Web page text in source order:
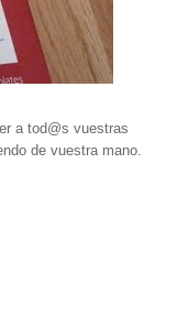
a tod@s vuestras
de vuestra mano.